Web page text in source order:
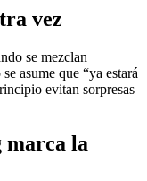
vez
se mezclan
asume que “ya estará
evitan sorpresas
marca la